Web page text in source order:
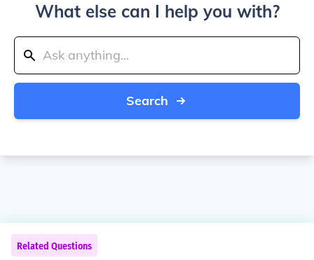
What else can I help you with?
Search
Related Questions